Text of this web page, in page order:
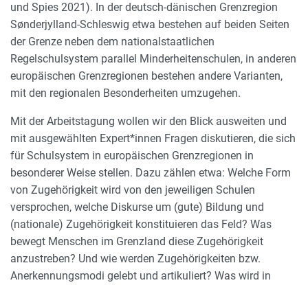
und Spies 2021). In der deutsch-dänischen Grenzregion
Sønderjylland-Schleswig etwa bestehen auf beiden Seiten
der Grenze neben dem nationalstaatlichen
Regelschulsystem parallel Minderheitenschulen, in anderen
europäischen Grenzregionen bestehen andere Varianten,
mit den regionalen Besonderheiten umzugehen.
Mit der Arbeitstagung wollen wir den Blick ausweiten und
mit ausgewählten Expert*innen Fragen diskutieren, die sich
für Schulsystem in europäischen Grenzregionen in
besonderer Weise stellen. Dazu zählen etwa: Welche Form
von Zugehörigkeit wird von den jeweiligen Schulen
versprochen, welche Diskurse um (gute) Bildung und
(nationale) Zugehörigkeit konstituieren das Feld? Was
bewegt Menschen im Grenzland diese Zugehörigkeit
anzustreben? Und wie werden Zugehörigkeiten bzw.
Anerkennungsmodi gelebt und artikuliert? Was wird in